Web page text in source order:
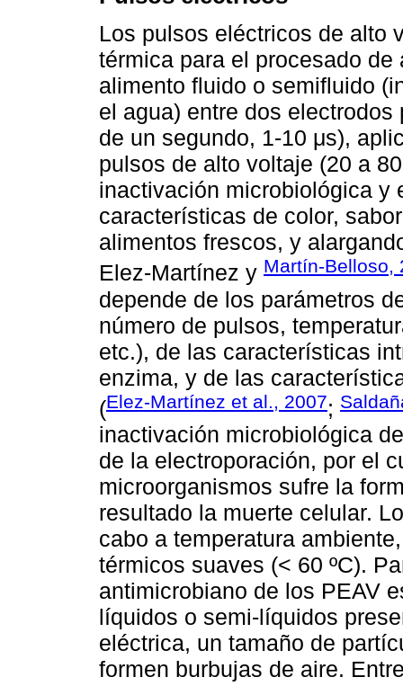
Los pulsos eléctricos de alto
térmica para el procesado
alimento fluido o semifluido
el agua) entre dos
de un segundo, 1-10 μs),
pulsos de alto voltaje (20 a
inactivación microbiológica y
características de color,
alimentos frescos, y
Elez-Martínez y Martín-Belloso,
depende de los parámetros
número de pulsos,
etc.), de las características
enzima, y de las
(Elez-Martínez et al., 2007;
inactivación microbiológica
de la electroporación, por el
microorganismos sufre la
resultado la muerte celular.
cabo a temperatura
térmicos suaves (< 60 ºC).
antimicrobiano de los PEAV
líquidos o semi-líquidos
eléctrica, un tamaño de
formen burbujas de aire.